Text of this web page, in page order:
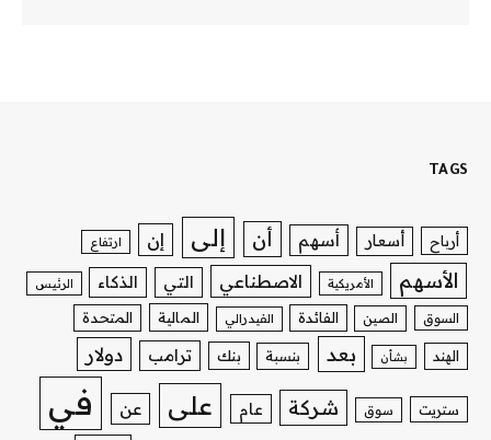
TAGS
أرباح أسعار أسهم أن إلى إن ارتفاع
الأسهم الأمريكية الاصطناعي التي الذكاء الرئيس
السوق الصين الفائدة الفيدرالي المالية المتحدة
الهند بشأن بعد بنسبة بنك ترامب دولار
ستريت سوق شركة عام على عن في